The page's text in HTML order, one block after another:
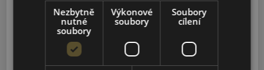
2024-2027Nezbytně
nutné
soubory
Výkonové
soubory
Soubory
cílení